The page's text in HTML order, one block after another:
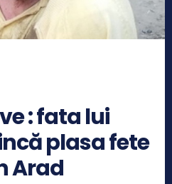
: fata lui
plasa fete
Arad